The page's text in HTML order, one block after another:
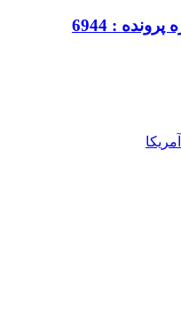
: 6944